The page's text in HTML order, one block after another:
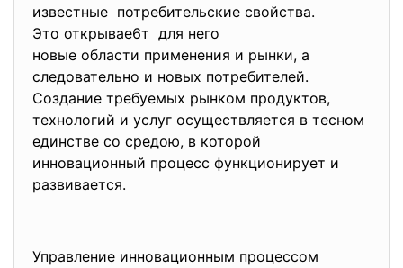
известные потребительские свойства.
Это открывае6т для него
новые области применения и рынки, а
следовательно и новых потребителей.
Создание требуемых рынком продуктов,
технологий и услуг осуществляется в тесном
единстве со средою, в которой
инновационный процесс функционирует и
развивается.
Управление инновационным процессом